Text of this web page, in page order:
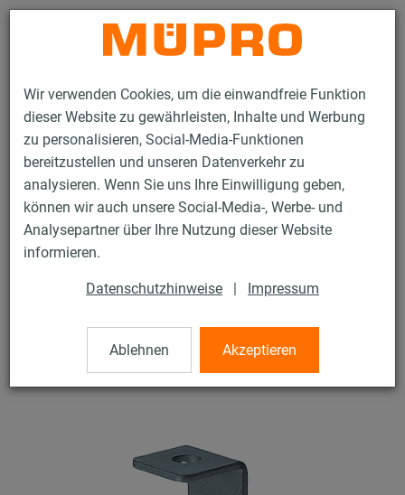
Wir verwenden Cookies, um die einwandfreie Funktion
dieser Website zu gewährleisten, Inhalte und Werbung
zu personalisieren, Social-Media-Funktionen
bereitzustellen und unseren Datenverkehr zu
analysieren. Wenn Sie uns Ihre Einwilligung geben,
können wir auch unsere Social-Media-, Werbe- und
Analysepartner über Ihre Nutzung dieser Website
informieren.
Datenschutzhinweise | Impressum
Ablehnen Akzeptieren
Kontakt
Produkte Befestigungstechnik Montageteile Abstandswinkel
3 / 76
Abstandswinkel
Abstandswinkel, 50 mm, verzinkt